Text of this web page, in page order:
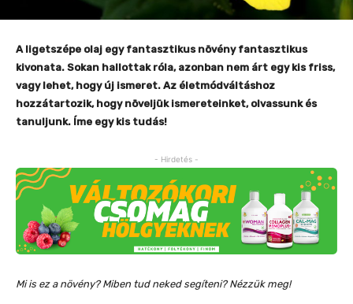
A ligetszépe olaj egy fantasztikus növény fantasztikus
kivonata. Sokan hallottak róla, azonban nem árt egy kis friss,
vagy lehet, hogy új ismeret. Az életmódváltáshoz
hozzátartozik, hogy növeljük ismereteinket, olvassunk és
tanuljunk. Íme egy kis tudás!
- Hirdetés -
Mi is ez a növény? Miben tud neked segíteni? Nézzük meg!